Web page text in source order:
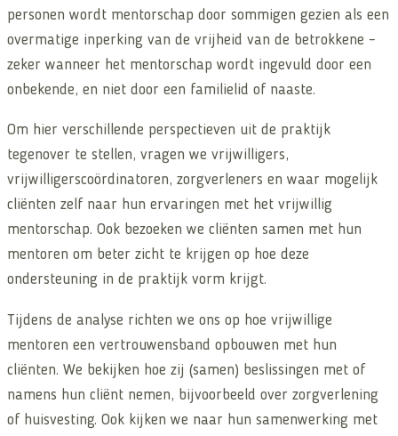
personen wordt mentorschap door sommigen gezien als een
overmatige inperking van de vrijheid van de betrokkene –
zeker wanneer het mentorschap wordt ingevuld door een
onbekende, en niet door een familielid of naaste.
Om hier verschillende perspectieven uit de praktijk
tegenover te stellen, vragen we vrijwilligers,
vrijwilligerscoördinatoren, zorgverleners en waar mogelijk
cliënten zelf naar hun ervaringen met het vrijwillig
mentorschap. Ook bezoeken we cliënten samen met hun
mentoren om beter zicht te krijgen op hoe deze
ondersteuning in de praktijk vorm krijgt.
Tijdens de analyse richten we ons op hoe vrijwillige
mentoren een vertrouwensband opbouwen met hun
cliënten. We bekijken hoe zij (samen) beslissingen met of
namens hun cliënt nemen, bijvoorbeeld over zorgverlening
of huisvesting. Ook kijken we naar hun samenwerking met